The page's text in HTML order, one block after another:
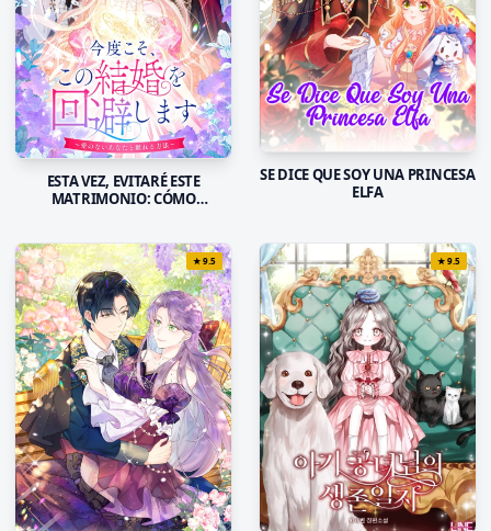
ESTA VEZ, EVITARÉ ESTE
MATRIMONIO: CÓMO
SE DICE QUE SOY UNA PRINCESA
ELFA
★9.5 ★9.5